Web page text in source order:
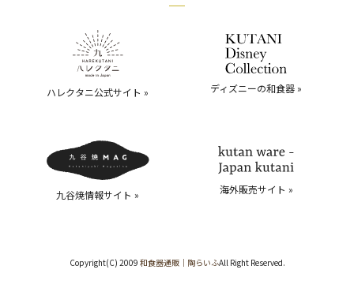
ハレクタニ公式サイト » ディズニーの和食器 »
九谷焼情報サイト » 海外販売サイト »
Copyright(C) 2009 和食器通販｜陶らいふAll Right Reserved.